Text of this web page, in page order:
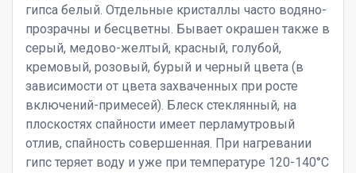
гипса белый. Отдельные кристаллы часто водяно-
прозрачны и бесцветны. Бывает окрашен также в
серый, медово-желтый, красный, голубой,
кремовый, розовый, бурый и черный цвета (в
зависимости от цвета захваченных при росте
включений-примесей). Блеск стеклянный, на
плоскостях спайности имеет перламутровый
отлив, спайность совершенная. При нагревании
гипс теряет воду и уже при температуре 120-140°С